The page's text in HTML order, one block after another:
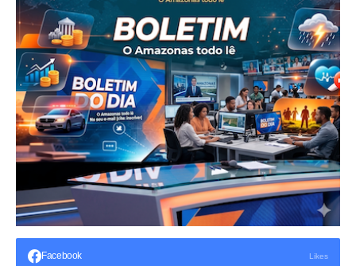
Facebook Likes